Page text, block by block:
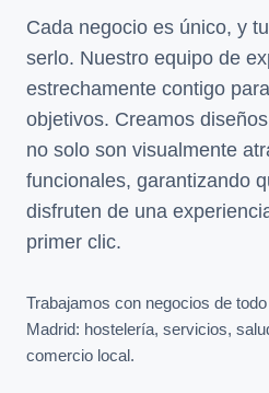
Cada negocio es único, y
serlo. Nuestro equipo de
estrechamente contigo
objetivos. Creamos
no solo son visualmente
funcionales, garantizando
disfruten de una
primer clic.
Trabajamos con negocios de
Madrid: hostelería, servicios,
comercio local.